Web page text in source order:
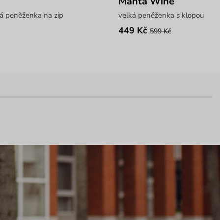
peněženka na zip velká peněženka s klopou
449 Kč 599 Kč